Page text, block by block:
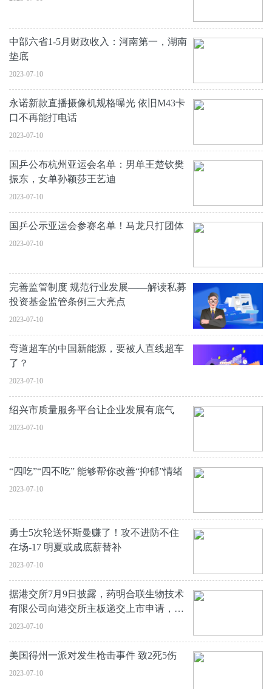
中部六省1-5月财政收入：河南第一，湖南
垫底
2023-07-10
永诺新款直播摄像机规格曝光 依旧M43卡
口不再能打电话
2023-07-10
国乒公布杭州亚运会名单：男单王楚钦樊
振东，女单孙颖莎王艺迪
2023-07-10
国乒公示亚运会参赛名单！马龙只打团体
2023-07-10
完善监管制度 规范行业发展——解读私募
投资基金监管条例三大亮点
2023-07-10
弯道超车的中国新能源，要被人直线超车
了？
2023-07-10
绍兴市质量服务平台让企业发展有底气
2023-07-10
“四吃”“四不吃” 能够帮你改善“抑郁”情绪
2023-07-10
勇士5次轮送怀斯曼赚了！攻不进防不住
在场-17 明夏或成底薪替补
2023-07-10
据港交所7月9日披露，药明合联生物技术
有限公司向港交所主板递交上市申请，大
摩、小摩、高盛为其联席保荐人
2023-07-10
美国得州一派对发生枪击事件 致2死5伤
2023-07-10